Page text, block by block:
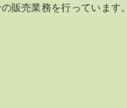
販売業務を行っています。